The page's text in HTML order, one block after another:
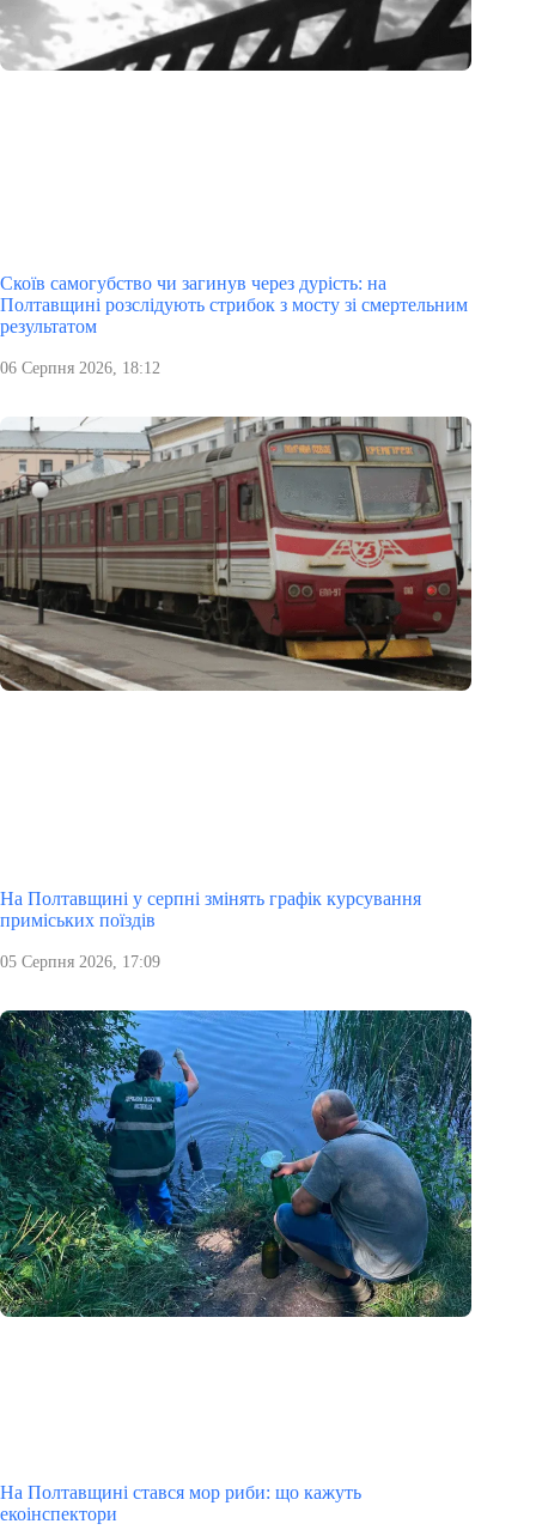
Скоїв самогубство чи загинув через дурість: на
Полтавщині розслідують стрибок з мосту зі смертельним
результатом
06 Серпня 2026, 18:12
На Полтавщині у серпні змінять графік курсування
приміських поїздів
05 Серпня 2026, 17:09
На Полтавщині стався мор риби: що кажуть
екоінспектори